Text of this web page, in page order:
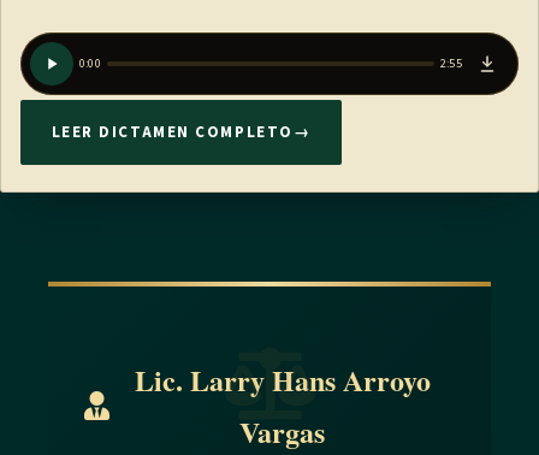
0:00 2:55
LEER DICTAMEN COMPLETO →
Lic. Larry Hans Arroyo
Vargas